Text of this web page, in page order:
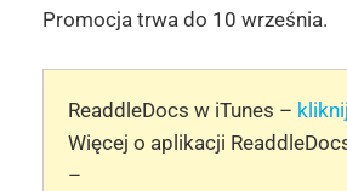
Promocja trwa do 10 września.
ReaddleDocs w iTunes – kliknij
Więcej o aplikacji
–